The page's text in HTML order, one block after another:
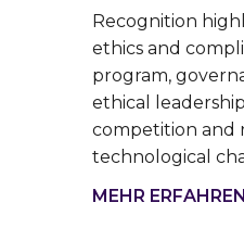
Recognition
ethics and
program,
ethical
competition and
technological
MEHR ERFAHREN